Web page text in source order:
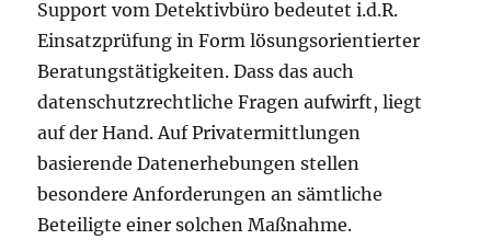
Support vom Detektivbüro bedeutet i.d.R.
Einsatzprüfung in Form lösungsorientierter
Beratungstätigkeiten. Dass das auch
datenschutzrechtliche Fragen aufwirft, liegt
auf der Hand. Auf Privatermittlungen
basierende Datenerhebungen stellen
besondere Anforderungen an sämtliche
Beteiligte einer solchen Maßnahme.